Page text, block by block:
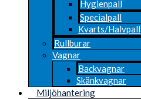
Hygienpall
Specialpall
Kvarts/Halvpall
Rullburar
Vagnar
Backvagnar
Skänkvagnar
Miljöhantering